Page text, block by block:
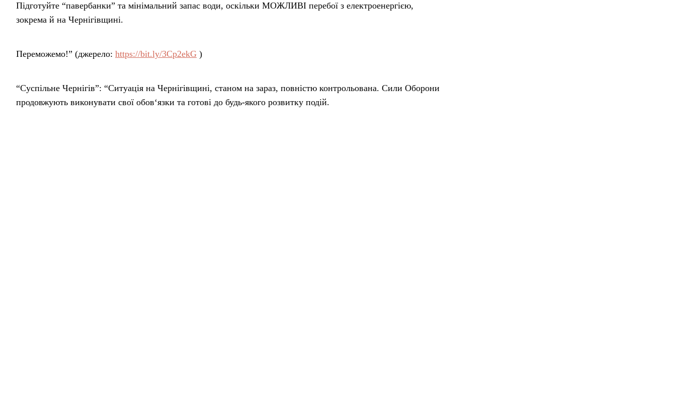
Підготуйте “павербанки” та мінімальний запас води, оскільки МОЖЛИВІ перебої з електроенергією,
зокрема й на Чернігівщині.
Переможемо!” (джерело: https://bit.ly/3Cp2ekG )
“Суспільне Чернігів”: “Ситуація на Чернігівщині, станом на зараз, повністю контрольована. Сили Оборони
продовжують виконувати свої обов‘язки та готові до будь-якого розвитку подій.